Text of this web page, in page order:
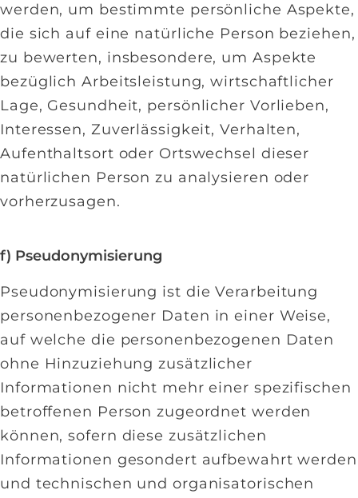
werden, um bestimmte persönliche Aspekte,
die sich auf eine natürliche Person beziehen,
zu bewerten, insbesondere, um Aspekte
bezüglich Arbeitsleistung, wirtschaftlicher
Lage, Gesundheit, persönlicher Vorlieben,
Interessen, Zuverlässigkeit, Verhalten,
Aufenthaltsort oder Ortswechsel dieser
natürlichen Person zu analysieren oder
vorherzusagen.
f) Pseudonymisierung
Pseudonymisierung ist die Verarbeitung
personenbezogener Daten in einer Weise,
auf welche die personenbezogenen Daten
ohne Hinzuziehung zusätzlicher
Informationen nicht mehr einer spezifischen
betroffenen Person zugeordnet werden
können, sofern diese zusätzlichen
Informationen gesondert aufbewahrt werden
und technischen und organisatorischen